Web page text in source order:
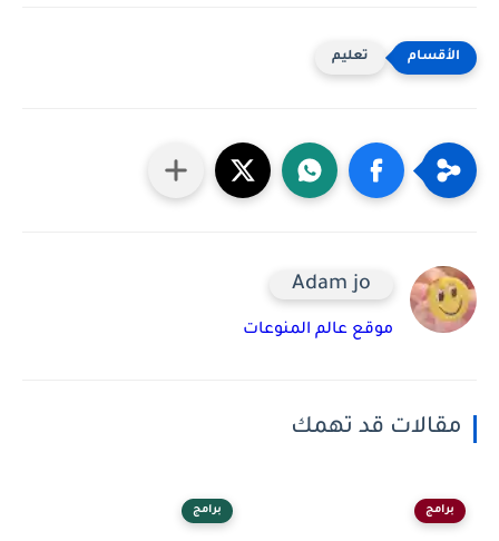
تعليم
Adam jo
موقع عالم المنوعات
مقالات قد تهمك
برامج برامج